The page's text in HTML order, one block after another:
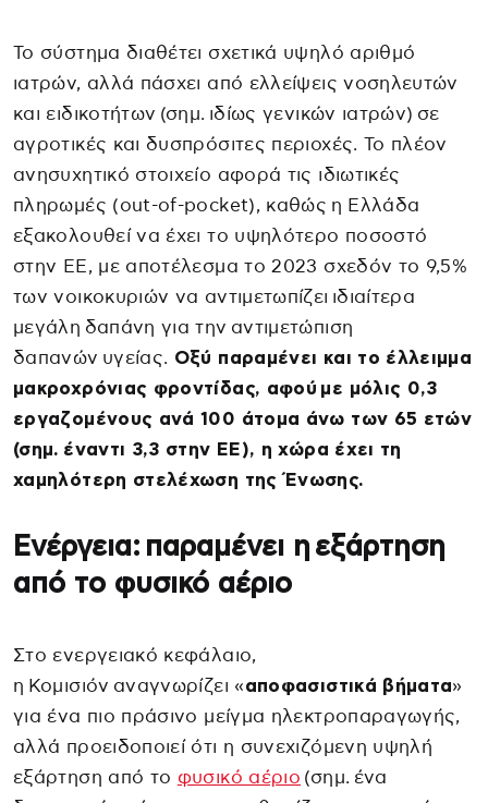
Το σύστημα διαθέτει σχετικά υψηλό αριθμό
ιατρών, αλλά πάσχει από ελλείψεις νοσηλευτών
και ειδικοτήτων (σημ. ιδίως γενικών ιατρών) σε
αγροτικές και δυσπρόσιτες περιοχές. Το πλέον
ανησυχητικό στοιχείο αφορά τις ιδιωτικές
πληρωμές (out-of-pocket), καθώς η Ελλάδα
εξακολουθεί να έχει το υψηλότερο ποσοστό
στην ΕΕ, με αποτέλεσμα το 2023 σχεδόν το 9,5%
των νοικοκυριών να αντιμετωπίζει ιδιαίτερα
μεγάλη δαπάνη για την αντιμετώπιση
δαπανών υγείας. Οξύ παραμένει και το έλλειμμα
μακροχρόνιας φροντίδας, αφού με μόλις 0,3
εργαζομένους ανά 100 άτομα άνω των 65 ετών
(σημ. έναντι 3,3 στην ΕΕ), η χώρα έχει τη
χαμηλότερη στελέχωση της Ένωσης.
Ενέργεια: παραμένει η εξάρτηση
από το φυσικό αέριο
Στο ενεργειακό κεφάλαιο,
η Κομισιόν αναγνωρίζει «αποφασιστικά βήματα»
για ένα πιο πράσινο μείγμα ηλεκτροπαραγωγής,
αλλά προειδοποιεί ότι η συνεχιζόμενη υψηλή
εξάρτηση από το φυσικό αέριο (σημ. ένα